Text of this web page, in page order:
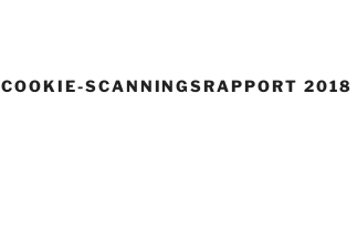
COOKIE-SCANNINGSRAPPORT 2018